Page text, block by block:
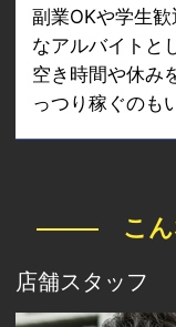
副業OKや学生
なアルバイトと
空き時間や休み
っつり稼ぐのも
こん
店舗スタッフ